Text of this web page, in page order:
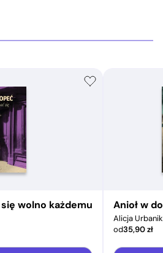
wolno każdemu Anioł w
Alicja
od35,90zł